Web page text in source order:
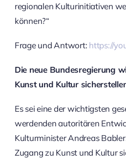
regionalen Kulturinitiativen
können?“
Frage und Antwort: https://
Die neue Bundesregierung
Kunst und Kultur
Es sei eine der wichtigsten
werdenden autoritären
Kulturminister Andreas
Zugang zu Kunst und Kultur